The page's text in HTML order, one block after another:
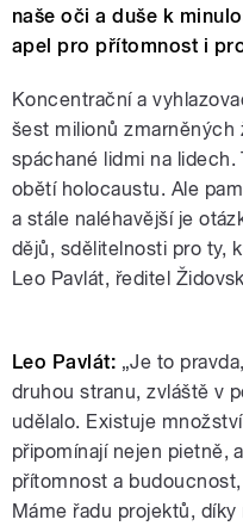
naše oči a duše k
apel pro přítomnost i
Koncentrační a
šest milionů zmarněných
spáchané lidmi na lidech.
obětí holocaustu. Ale
a stále naléhavější je
dějů, sdělitelnosti pro ty,
Leo Pavlát, ředitel
Leo Pavlát: „Je to
druhou stranu, zvláště v
udělalo. Existuje
připomínají nejen pietně,
přítomnost a
Máme řadu projektů,